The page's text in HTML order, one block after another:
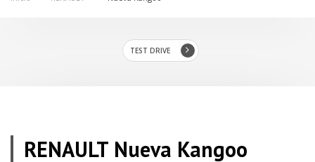
TEST DRIVE
RENAULT Nueva Kangoo